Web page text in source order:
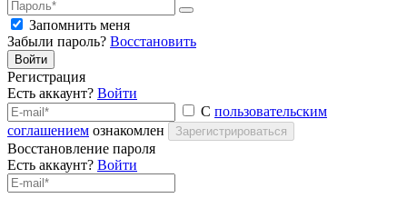
Запомнить меня
Забыли пароль? Восстановить
Войти
Регистрация
Есть аккаунт? Войти
С пользовательским
соглашением ознакомлен Зарегистрироваться
Восстановление пароля
Есть аккаунт? Войти